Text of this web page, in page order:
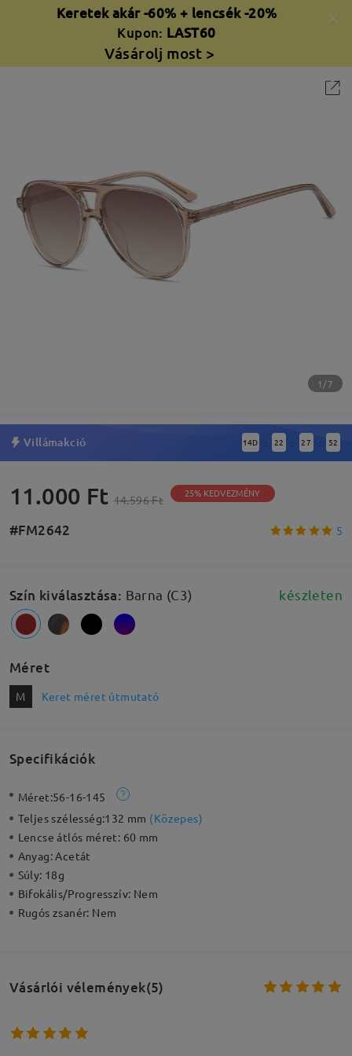
Keretek akár -60% + lencsék -20%
Kupon: LAST60
Vásárolj most >
1/7
Villámakció 14D : 22 : 27 : 51
11.000 Ft 14.596 Ft 25% KEDVEZMÉNY
#FM2642 5
Szín kiválasztása: Barna (C3) készleten
Méret
M Keret méret útmutató
Specifikációk
Méret:56-16-145
Teljes szélesség:132 mm (Közepes)
Lencse átlós méret: 60 mm
Anyag:Acetát
Súly: 18g
Bifokális/Progresszív: Nem
Rugós zsanér: Nem
Vásárlói vélemények(5)